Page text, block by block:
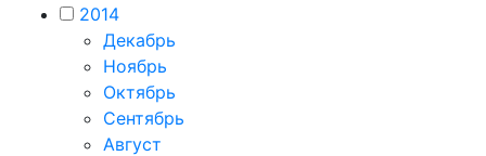
2014
Декабрь
Ноябрь
Октябрь
Сентябрь
Август